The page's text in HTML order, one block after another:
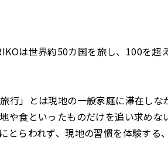
は世界約50カ国を旅し、100を超
行」とは現地の一般家庭に滞在しな
や食といったものだけを追い求めな
とらわれず、現地の習慣を体験する